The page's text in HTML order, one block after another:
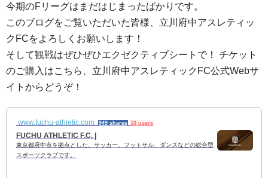
今期のFリーグはまだはじまったばかりです。
このブログをご覧いただいた皆様、立川府中アスレティッ
クFCをよろしくお願いします！
そして観戦はぜひぜひエクゼクティブシートで！ チケット
のご購入はこちら、立川府中アスレティックFC公式Webサ
イトからどうぞ！
www.fuchu-athletic.com 949 shares 10 users
FUCHU ATHLETIC F.C. |
東京都府中市を拠点とした、サッカー、フットサル、ダンスなどの総合型
スポーツクラブです。